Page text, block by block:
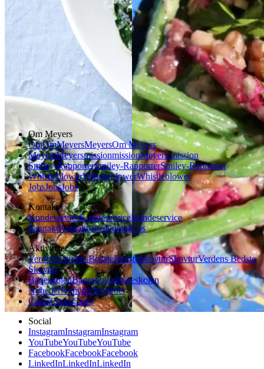
Vegetarisk
Gem opskrift
Forårsmad
Sommermad
Vegansk
Vegetarisk
Om Meyers
OmOmMeyersMeyersOm Meyers
MeyersMeyersmissionmissionMeyers mission
Smiley-RapporterSmiley-RapporterSmiley-Rapporter
WhistleblowerWhistleblowerWhistleblower
JobsJobsJobs
Kontakt
KundeserviceKundeserviceKundeservice
KontaktKontaktososKontakt os
Aktiviteter
VerdensVerdensBedsteBedsteSkovturSkovturVerdens Bedste
Skovtur
BageskolenBageskolenBageskolen
NyhederNyhederNyheder
CasesCasesCases
Social
InstagramInstagramInstagram
YouTubeYouTubeYouTube
FacebookFacebookFacebook
LinkedInLinkedInLinkedIn